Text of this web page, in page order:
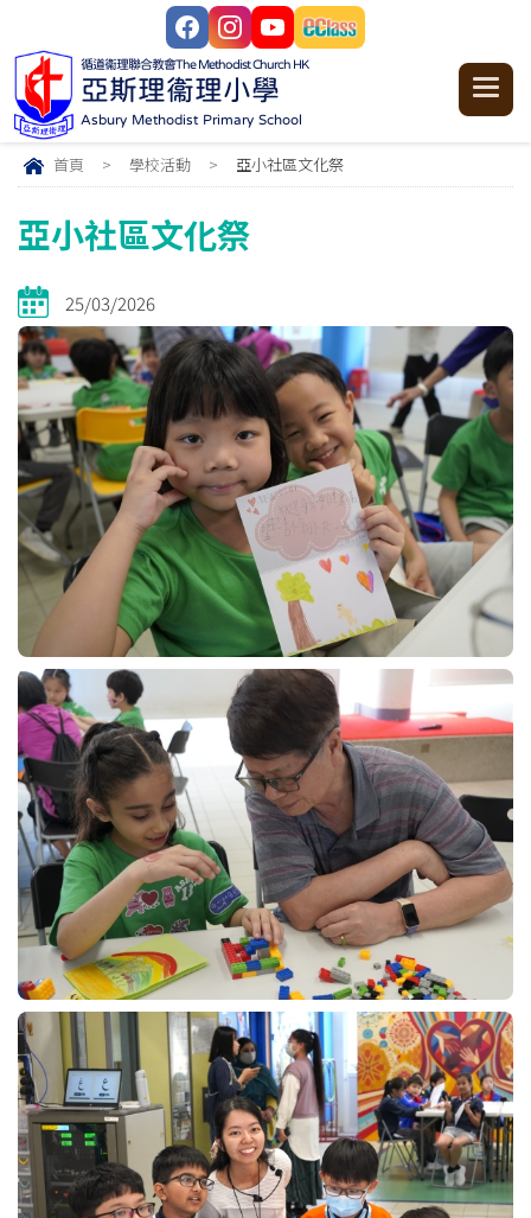
循道衞理聯合教會The Methodist Church HK
亞斯理衞理小學
Asbury Methodist Primary School
首頁 > 學校活動 > 亞小社區文化祭
亞小社區文化祭
25/03/2026